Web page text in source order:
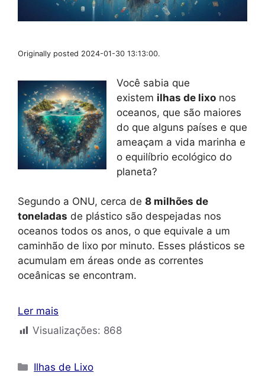
Originally posted 2024-01-30 13:13:00.
Você sabia que
existem ilhas de lixo nos
oceanos, que são maiores
do que alguns países e que
ameaçam a vida marinha e
o equilíbrio ecológico do
planeta?
Segundo a ONU, cerca de 8 milhões de
toneladas de plástico são despejadas nos
oceanos todos os anos, o que equivale a um
caminhão de lixo por minuto. Esses plásticos se
acumulam em áreas onde as correntes
oceânicas se encontram.
Ler mais
Visualizações: 868
Categorias
Ilhas de Lixo